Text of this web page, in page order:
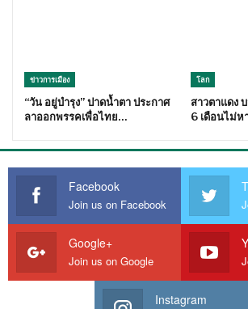
ข่าวการเมือง
“วัน อยู่บำรุง” ปาดน้ำตา ประกาศ
ลาออกพรรคเพื่อไทย…
โลก
สาวตาแดง
6 เดือนไม่
Facebook
Join us on Facebook
Google+
Join us on Google
Instagram